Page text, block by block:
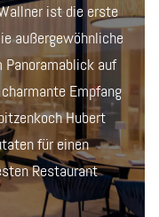
ist die erste
außergewöhnliche
Panoramablick auf
Empfang
Hubert
für einen
Restaurant